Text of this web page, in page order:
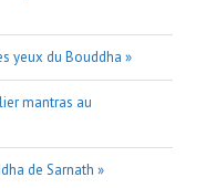
yeux du Bouddha »
mantras au
de Sarnath »